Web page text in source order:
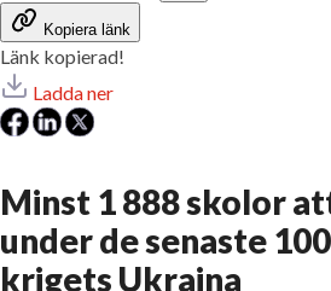
Kopiera länk
Länk kopierad!
Ladda ner
Minst 1 888 skolor
under de senaste
krigets Ukraina